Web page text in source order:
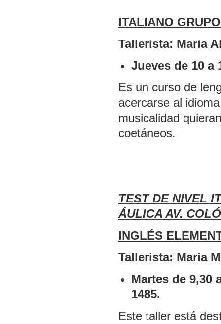
ITALIANO
Tallerista: Maria
Jueves de 10 a
Es un curso de
acercarse al
musicalidad
coetáneos.
TEST DE NIVEL
ÁULICA AV.
INGLÉS
Tallerista: Maria
Martes de 9,30
1485.
Este taller está